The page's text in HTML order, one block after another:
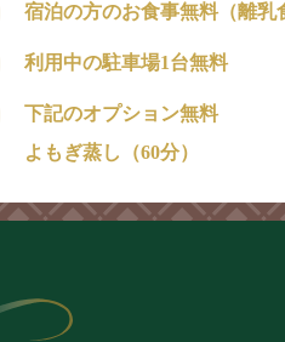
宿泊の方のお食事無料（離乳
利用中の駐車場1台無料
下記のオプション無料
よもぎ蒸し（60分）